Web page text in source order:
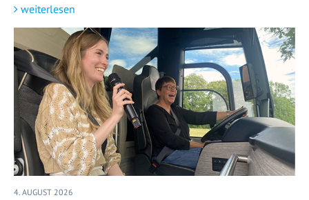
weiterlesen
4. AUGUST 2026